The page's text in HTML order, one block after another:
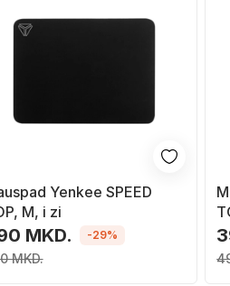
Yenkee SPEED
M, i zi
MKD.
MKD.
-29%